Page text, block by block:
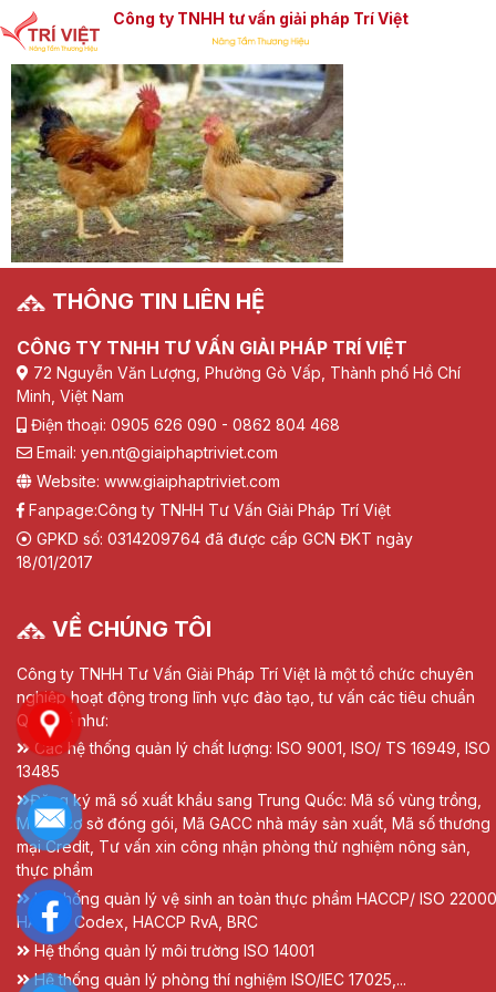
Công ty TNHH tư vấn giải pháp Trí Việt
THÔNG TIN LIÊN HỆ
CÔNG TY TNHH TƯ VẤN GIẢI PHÁP TRÍ VIỆT
72 Nguyễn Văn Lượng, Phường Gò Vấp, Thành phố Hồ Chí
Minh, Việt Nam
Điện thoại: 0905 626 090 - 0862 804 468
Email: yen.nt@giaiphaptriviet.com
Website: www.giaiphaptriviet.com
Fanpage:Công ty TNHH Tư Vấn Giải Pháp Trí Việt
GPKD số: 0314209764 đã được cấp GCN ĐKT ngày
18/01/2017
VỀ CHÚNG TÔI
Công ty TNHH Tư Vấn Giải Pháp Trí Việt là một tổ chức chuyên
nghiệp hoạt động trong lĩnh vực đào tạo, tư vấn các tiêu chuẩn
Quốc tế như:
Các hệ thống quản lý chất lượng: ISO 9001, ISO/ TS 16949, ISO
13485
Đăng ký mã số xuất khẩu sang Trung Quốc: Mã số vùng trồng,
Mã số cơ sở đóng gói, Mã GACC nhà máy sản xuất, Mã số thương
mại Credit, Tư vấn xin công nhận phòng thử nghiệm nông sản,
thực phẩm
Hệ thống quản lý vệ sinh an toàn thực phẩm HACCP/ ISO
HACCP Codex, HACCP RvA, BRC
Hệ thống quản lý môi trường ISO 14001
Hệ thống quản lý phòng thí nghiệm ISO/IEC 17025,...